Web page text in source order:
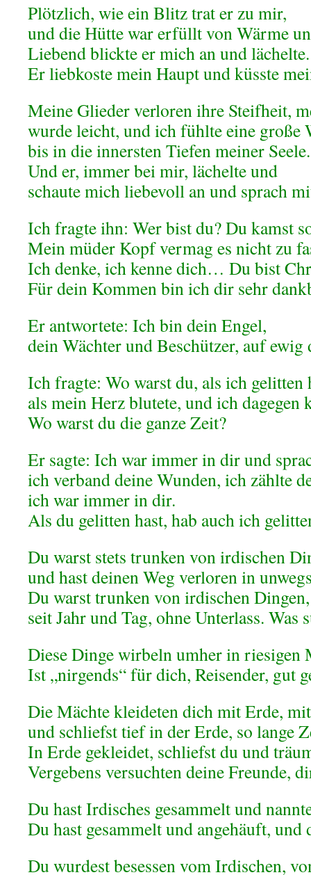
Plötzlich, wie ein Blitz trat er zu mir,
und die Hütte war erfüllt von Wärme
Liebend blickte er mich an und lächelte.
Er liebkoste mein Haupt und küsste
Meine Glieder verloren ihre Steifheit,
wurde leicht, und ich fühlte eine große
bis in die innersten Tiefen meiner Seele.
Und er, immer bei mir, lächelte und
schaute mich liebevoll an und sprach
Ich fragte ihn: Wer bist du? Du kamst
Mein müder Kopf vermag es nicht zu
Ich denke, ich kenne dich… Du bist
Für dein Kommen bin ich dir sehr
Er antwortete: Ich bin dein Engel,
dein Wächter und Beschützer, auf ewig
Ich fragte: Wo warst du, als ich gelitten
als mein Herz blutete, und ich dagegen
Wo warst du die ganze Zeit?
Er sagte: Ich war immer in dir und
ich verband deine Wunden, ich zählte
ich war immer in dir.
Als du gelitten hast, hab auch ich
Du warst stets trunken von irdischen
und hast deinen Weg verloren in
Du warst trunken von irdischen
seit Jahr und Tag, ohne Unterlass. Was
Diese Dinge wirbeln umher in riesigen
Ist „nirgends“ für dich, Reisender, gut
Die Mächte kleideten dich mit Erde,
und schliefst tief in der Erde, so lange
In Erde gekleidet, schliefst du und
Vergebens versuchten deine Freunde,
Du hast Irdisches gesammelt und
Du hast gesammelt und angehäuft, und
Du wurdest besessen vom Irdischen,